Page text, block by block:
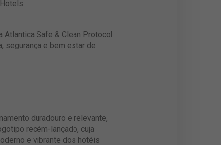
Safe & Clean Protocol
segurança e bem estar de
duradouro e relevante,
recém-lançado, cuja
e vibrante dos hotéis